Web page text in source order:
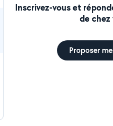
Inscrivez-vous et
de chez
Proposer